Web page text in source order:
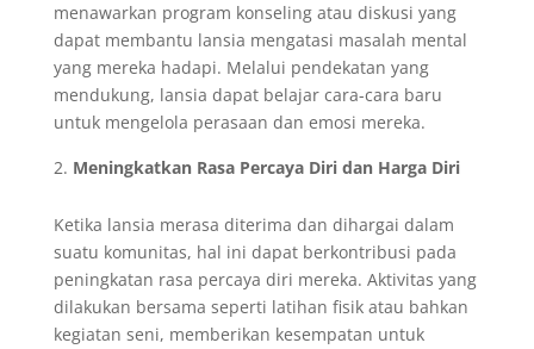
menawarkan program konseling atau diskusi yang
dapat membantu lansia mengatasi masalah mental
yang mereka hadapi. Melalui pendekatan yang
mendukung, lansia dapat belajar cara-cara baru
untuk mengelola perasaan dan emosi mereka.
Meningkatkan Rasa Percaya Diri dan Harga Diri
Ketika lansia merasa diterima dan dihargai dalam
suatu komunitas, hal ini dapat berkontribusi pada
peningkatan rasa percaya diri mereka. Aktivitas yang
dilakukan bersama seperti latihan fisik atau bahkan
kegiatan seni, memberikan kesempatan untuk